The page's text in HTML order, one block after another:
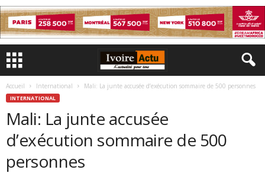
Accueil International Mali: La junte accusée d’exécution sommaire de 500 personnes
INTERNATIONAL
Mali: La junte accusée
d’exécution sommaire de 500
personnes